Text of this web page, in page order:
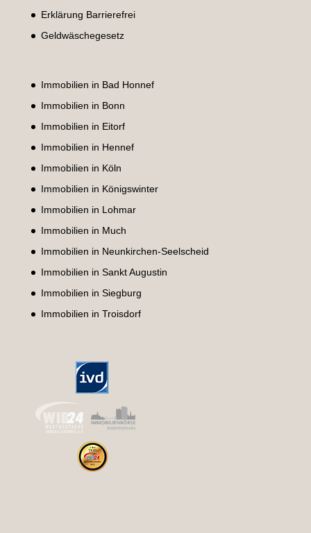
Erklärung Barrierefrei
Geldwäschegesetz
Immobilien in Bad Honnef
Immobilien in Bonn
Immobilien in Eitorf
Immobilien in Hennef
Immobilien in Köln
Immobilien in Königswinter
Immobilien in Lohmar
Immobilien in Much
Immobilien in Neunkirchen-Seelscheid
Immobilien in Sankt Augustin
Immobilien in Siegburg
Immobilien in Troisdorf